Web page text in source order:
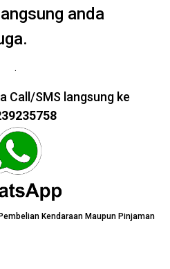
anda
.
Call/SMS langsung ke
Kendaraan Maupun Pinjaman